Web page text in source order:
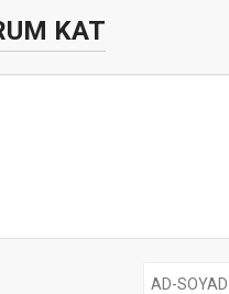
KAT